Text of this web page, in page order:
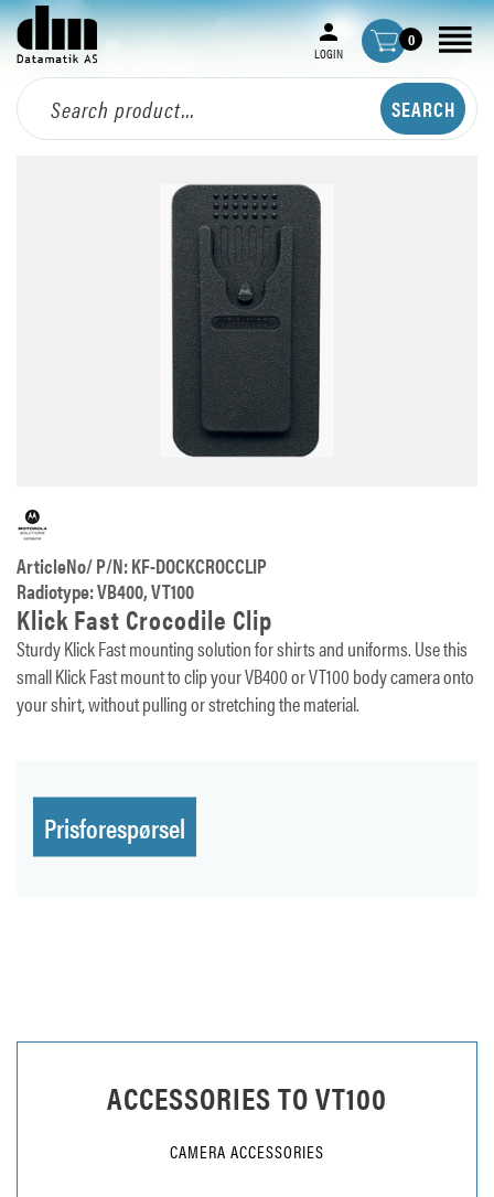
LOGIN
0
ArticleNo/ P/N: KF-DOCKCROCCLIP
Radiotype: VB400, VT100
Klick Fast Crocodile Clip
Sturdy Klick Fast mounting solution for shirts and uniforms. Use this
small Klick Fast mount to clip your VB400 or VT100 body camera onto
your shirt, without pulling or stretching the material.
Prisforespørsel
ACCESSORIES TOVT100
CAMERA ACCESSORIES